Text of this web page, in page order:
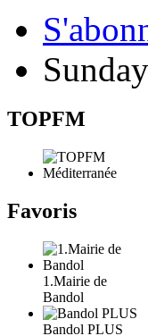
TOPFM
Favoris
1.Mairie de
Bandol
Bandol PLUS